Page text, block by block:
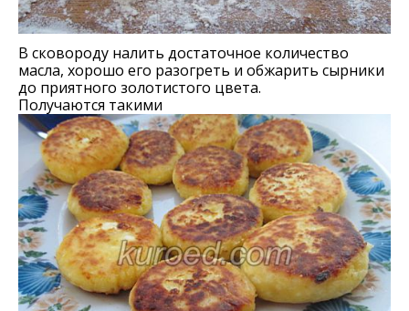
В сковороду налить достаточное количество
масла, хорошо его разогреть и обжарить сырники
до приятного золотистого цвета.
Получаются такими